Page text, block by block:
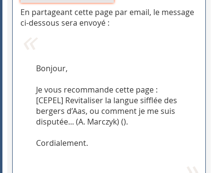
En partageant cette page par email, le message
ci-dessous sera envoyé :
Bonjour,
Je vous recommande cette page :
[CEPEL] Revitaliser la langue sifflée des
bergers d’Aas, ou comment je me suis
disputée... (A. Marczyk) ().
Cordialement.